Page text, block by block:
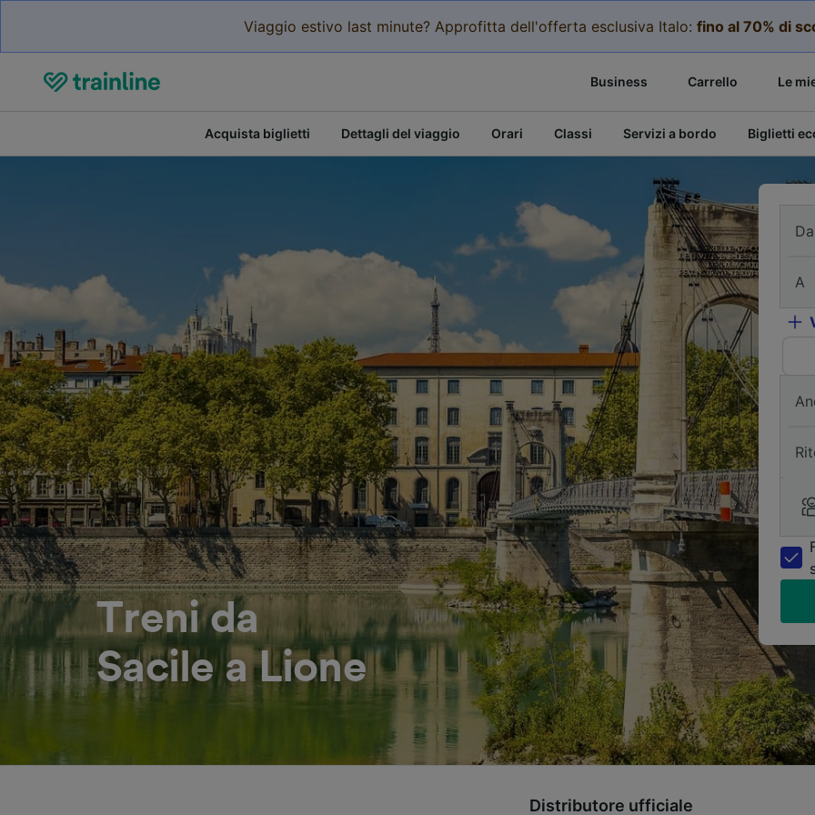
Viaggio estivo last minute? Approfitta dell'offerta esclusiva Italo: fino al 70% di
Business Carrello Le
Acquista biglietti Dettagli del viaggio Orari Classi Servizi a bordo Biglietti
Treni da
Sacile a Lione
Da
A
Distributore ufficiale